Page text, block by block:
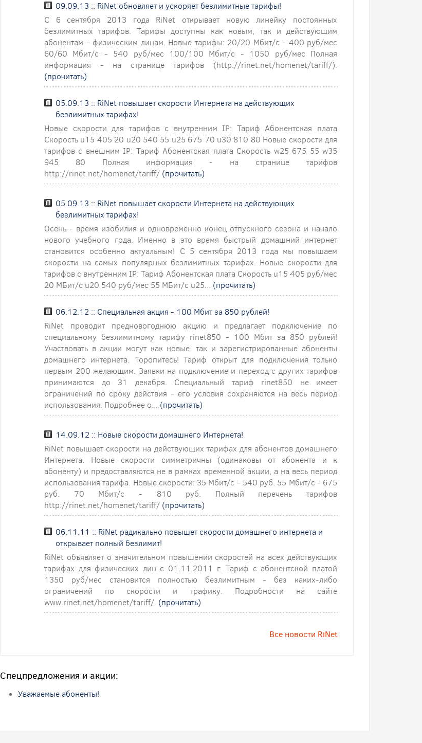
09.09.13 :: RiNet обновляет и ускоряет безлимитные тарифы!
С 6 сентября 2013 года RiNet открывает новую линейку постоянных
безлимитных тарифов. Тарифы доступны как новым, так и действующим
абонентам - физическим лицам. Новые тарифы: 20/20 Мбит/с - 400 руб/мес
60/60 Мбит/с - 540 руб/мес 100/100 Мбит/с - 1050 руб/мес Полная
информация - на странице тарифов (http://rinet.net/homenet/tariff/).
(прочитать)
05.09.13 :: RiNet повышает скорости Интернета на действующих
безлимитных тарифах!
Новые скорости для тарифов с внутренним IP: Тариф Абонентская плата
Скорость u15 405 20 u20 540 55 u25 675 70 u30 810 80 Новые скорости для
тарифов с внешним IP: Тариф Абонентская плата Скорость w25 675 55 w35
945 80 Полная информация - на странице тарифов
http://rinet.net/homenet/tariff/ (прочитать)
05.09.13 :: RiNet повышает скорости Интернета на действующих
безлимитных тарифах!
Осень - время изобилия и одновременно конец отпускного сезона и начало
нового учебного года. Именно в это время быстрый домашний интернет
становится особенно актуальным! С 5 сентября 2013 года мы повышаем
скорости на самых популярных безлимитных тарифах. Новые скорости для
тарифов с внутренним IP: Тариф Абонентская плата Скорость u15 405 руб/мес
20 МБит/с u20 540 руб/мес 55 МБит/с u25... (прочитать)
06.12.12 :: Специальная акция - 100 Мбит за 850 рублей!
RiNet проводит предновогоднюю акцию и предлагает подключение по
специальному безлимитному тарифу rinet850 - 100 Мбит за 850 рублей!
Участвовать в акции могут как новые, так и зарегистрированные абоненты
домашнего интернета. Торопитесь! Тариф открыт для подключения только
первым 200 желающим. Заявки на подключение и переход с других тарифов
принимаются до 31 декабря. Специальный тариф rinet850 не имеет
ограничений по сроку действия - его условия сохраняются на весь период
использования. Подробнее о... (прочитать)
14.09.12 :: Новые скорости домашнего Интернета!
RiNet повышает скорости на действующих тарифах для абонентов домашнего
Интернета. Новые скорости симметричны (одинаковы от абонента и к
абоненту) и предоставляются не в рамках временной акции, а на весь период
использования тарифа. Новые скорости: 35 Мбит/с - 540 руб. 55 Мбит/с - 675
руб. 70 Мбит/с - 810 руб. Полный перечень тарифов
http://rinet.net/homenet/tariff/ (прочитать)
06.11.11 :: RiNet радикально повышет скорости домашнего интернета и
открывает полный безлимит!
RiNet объявляет о значительном повышении скоростей на всех действующих
тарифах для физических лиц с 01.11.2011 г. Тариф с абонентской платой
1350 руб/мес становится полностью безлимитным - без каких-либо
ограничений по скорости и трафику. Подробности на сайте
www.rinet.net/homenet/tariff/. (прочитать)
Все новости RiNet
Спецпредложения и акции:
Уважаемые абоненты!